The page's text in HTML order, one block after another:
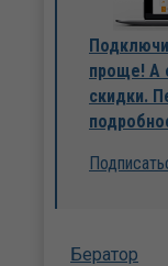
проще! А
скидки.
Бератор